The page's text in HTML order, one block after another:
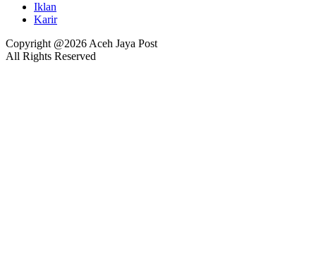
Iklan
Karir
Copyright @2026 Aceh Jaya Post
All Rights Reserved